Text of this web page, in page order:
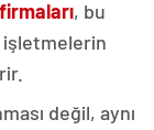
, bu
işletmelerin
değil, aynı